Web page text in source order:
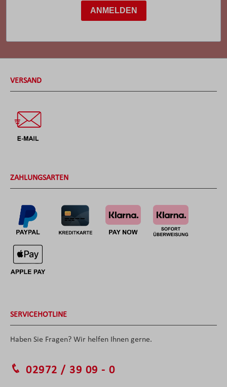
ANMELDEN
VERSAND
ZAHLUNGSARTEN
SERVICEHOTLINE
Haben Sie Fragen? Wir helfen Ihnen gerne.
02972 / 39 09 - 0